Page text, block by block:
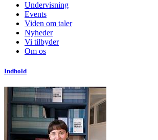
Undervisning
Events
Viden om taler
Nyheder
Vi tilbyder
Om os
Indhold